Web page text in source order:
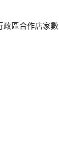
政區合作店家數